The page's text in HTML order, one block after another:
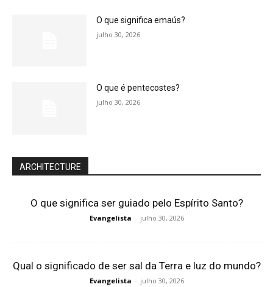
O que significa emaús?
julho 30, 2026
O que é pentecostes?
julho 30, 2026
ARCHITECTURE
O que significa ser guiado pelo Espírito Santo?
Evangelista - julho 30, 2026
Qual o significado de ser sal da Terra e luz do mundo?
Evangelista - julho 30, 2026